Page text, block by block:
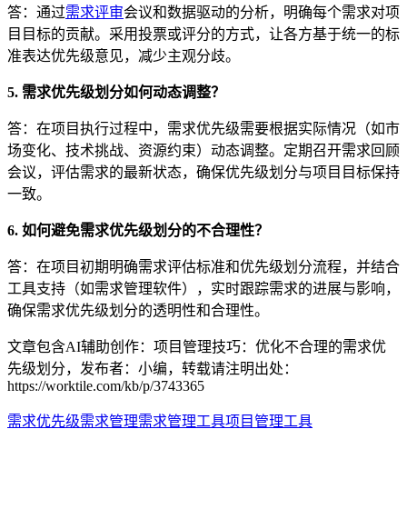
答：通过需求评审会议和数据驱动的分析，明确每个需求对项
目目标的贡献。采用投票或评分的方式，让各方基于统一的标
准表达优先级意见，减少主观分歧。
5. 需求优先级划分如何动态调整？
答：在项目执行过程中，需求优先级需要根据实际情况（如市
场变化、技术挑战、资源约束）动态调整。定期召开需求回顾
会议，评估需求的最新状态，确保优先级划分与项目目标保持
一致。
6. 如何避免需求优先级划分的不合理性？
答：在项目初期明确需求评估标准和优先级划分流程，并结合
工具支持（如需求管理软件），实时跟踪需求的进展与影响，
确保需求优先级划分的透明性和合理性。
文章包含AI辅助创作：项目管理技巧：优化不合理的需求优
先级划分，发布者：小编，转载请注明出处：
https://worktile.com/kb/p/3743365
需求优先级需求管理需求管理工具项目管理工具